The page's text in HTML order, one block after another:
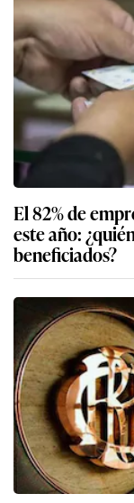
El 82% de
este año:
beneficiados?